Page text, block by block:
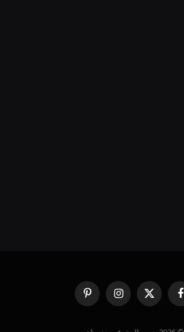
فيسبوك
X
(Twitter)
الانستغرامبينتيريست